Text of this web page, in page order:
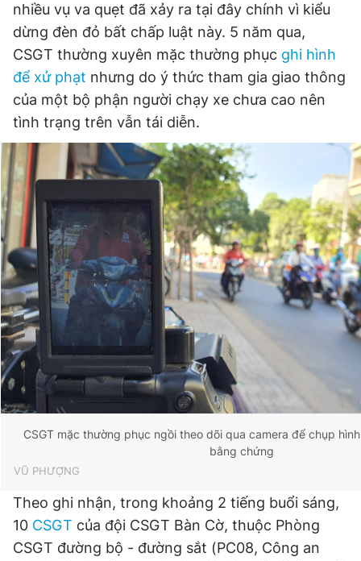
Giấy phép xuất bản số 110/GP - BTTTT cấp ngày 24.3.2020
© 2003-2026 Bản quyền thuộc về Báo Thanh Niên. Cấm sao
chép dưới mọi hình thức nếu không có sự chấp thuận bằng văn
bản. Phát triển bởi ePi Technologies, JSC.
nhiều vụ va quẹt đã xảy ra tại đây chính vì kiểu
dừng đèn đỏ bất chấp luật này. 5 năm qua,
CSGT thường xuyên mặc thường phục ghi hình
để xử phạt nhưng do ý thức tham gia giao thông
của một bộ phận người chạy xe chưa cao nên
tình trạng trên vẫn tái diễn.
CSGT mặc thường phục ngồi theo dõi qua camera để chụp
bằng chứng
VŨ PHƯỢNG
Theo ghi nhận, trong khoảng 2 tiếng buổi sáng,
10 CSGT của đội CSGT Bàn Cờ, thuộc Phòng
CSGT đường bộ - đường sắt (PC08, Công an